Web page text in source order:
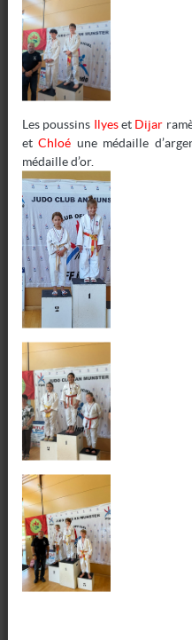
GRADES
Une nouvelle
noire d'Hervé !!!Encore
Écrit parMarjorie
Les poussins Ilyeset Dijar
etChloé une médaille
médaille d’or.